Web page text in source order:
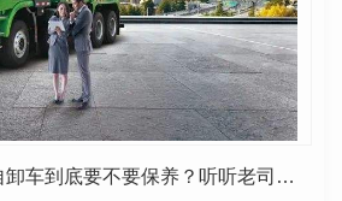
电机驱动的新能源自卸车到底要不要保养？听听老司机怎么说